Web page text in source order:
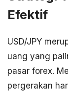
Efektif
USD/JPY
uang yang
pasar forex.
pergerakan